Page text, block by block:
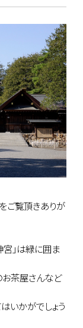
ご覧頂きありが
」は緑に囲ま
お茶屋さんなど
いかがでしょう